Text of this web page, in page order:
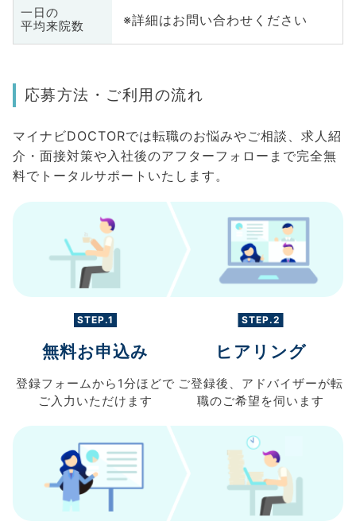
一日の
平均来院数
※詳細はお問い合わせください
応募方法・ご利用の流れ
マイナビDOCTORでは転職のお悩みやご相談、求人紹
介・面接対策や入社後のアフターフォローまで完全無
料でトータルサポートいたします。
STEP.1
無料お申込み
登録フォームから 1分ほどで
ご入力 いただけます
STEP.2
ヒアリング
ご登録後、 アドバイザーが転
職のご希望を伺います